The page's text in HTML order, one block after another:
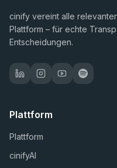
cinify vereint alle
Plattform – für echte
Entscheidungen.
Plattform
Plattform
cinifyAI